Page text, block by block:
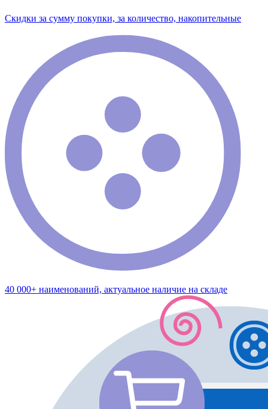
Скидки за сумму покупки, за количество, накопительные
40 000+ наименований, актуальное наличие на складе